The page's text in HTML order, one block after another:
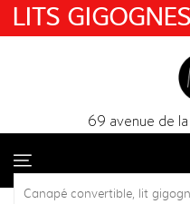
69 avenue de
LITS